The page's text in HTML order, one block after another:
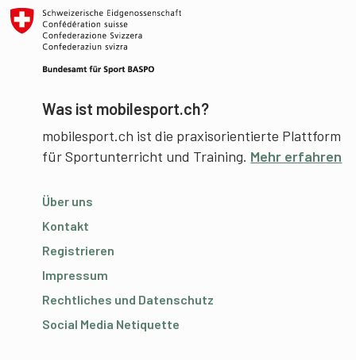
Was ist mobilesport.ch?
mobilesport.ch ist die praxisorientierte Plattform
für Sportunterricht und Training. Mehr erfahren
Über uns
Kontakt
Registrieren
Impressum
Rechtliches und Datenschutz
Social Media Netiquette